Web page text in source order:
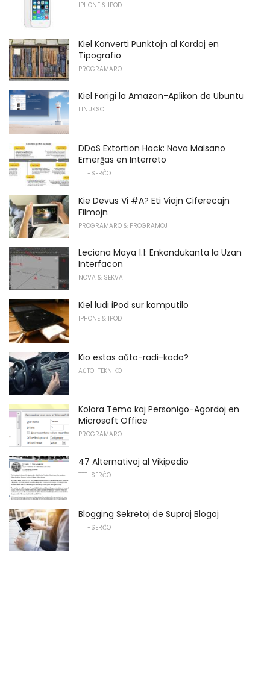
IPHONE & IPOD
Kiel Konverti Punktojn al Kordoj en
Tipografio
PROGRAMARO
Kiel Forigi la Amazon-Aplikon de Ubuntu
LINUKSO
DDoS Extortion Hack: Nova Malsano
Emerĝas en Interreto
TTT-SERĈO
Kie Devus Vi #A? Eti Viajn Ciferecajn
Filmojn
PROGRAMARO & PROGRAMOJ
Leciona Maya 1.1: Enkondukanta la Uzan
Interfacon
NOVA & SEKVA
Kiel ludi iPod sur komputilo
IPHONE & IPOD
Kio estas aŭto-radi-kodo?
AŬTO-TEKNIKO
Kolora Temo kaj Personigo-Agordoj en
Microsoft Office
PROGRAMARO
47 Alternativoj al Vikipedio
TTT-SERĈO
Blogging Sekretoj de Supraj Blogoj
TTT-SERĈO